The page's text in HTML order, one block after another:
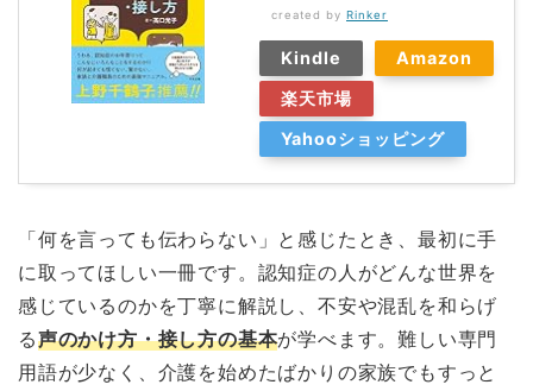
created by Rinker
Kindle
Amazon
楽天市場
Yahooショッピング
「何を言っても伝わらない」と感じたとき、最初に手
に取ってほしい一冊です。認知症の人がどんな世界を
感じているのかを丁寧に解説し、不安や混乱を和らげ
る声のかけ方・接し方の基本が学べます。難しい専門
用語が少なく、介護を始めたばかりの家族でもすっと